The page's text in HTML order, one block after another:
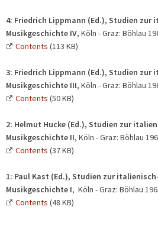
4: Friedrich Lippmann (Ed.), Studien zur
Musikgeschichte IV, Köln - Graz: Böhlau
Contents (113 KB)
3: Friedrich Lippmann (Ed.), Studien zur
Musikgeschichte III, Köln - Graz: Böhlau
Contents (50 KB)
2: Helmut Hucke (Ed.), Studien zur
Musikgeschichte II, Köln - Graz: Böhlau
Contents (37 KB)
1: Paul Kast (Ed.), Studien zur
Musikgeschichte I, Köln - Graz: Böhlau
Contents (48 KB)